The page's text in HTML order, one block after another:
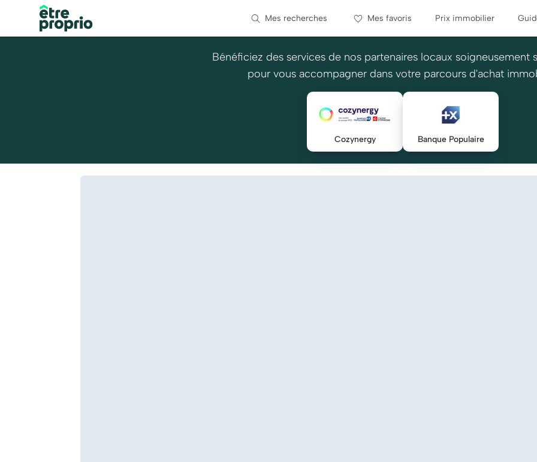
Mes recherches Mes favoris Prix immobilier
Bénéficiez des services de nos partenaires locaux soigneusement
pour vous accompagner dans votre parcours d'achat
Cozynergy Banque Populaire